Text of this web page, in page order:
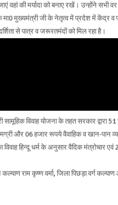
वहां की मर्यादा को बनाए रखें। उन्होंने सभी
मुख्यमंत्री जी के नेतृत्व में प्रदेश में केंद्र व
से पात्र व जरूरतमंदों को मिल रहा है।
विवाह योजना के तहत सरकार द्वारा
और 06 हजार रूपये वैवाहिक व खान-पान
हिन्दू धर्म के अनुसार वैदिक मंत्रोचार एवं
राम कृष्ण वर्मा, जिला पिछड़ा वर्ग कल्याण